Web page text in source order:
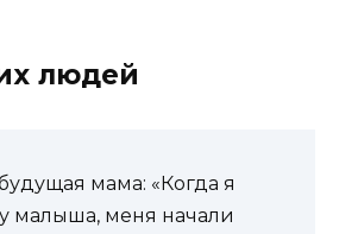
людей
мама: «Когда я
малыша, меня начали